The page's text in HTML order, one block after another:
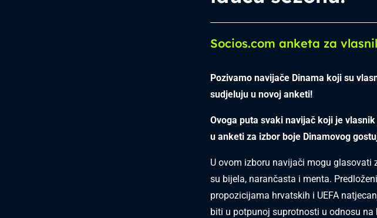
Socios.com anketa za
Pozivamo navijače Dinama koji su
sudjeluju u novoj anketi!
Ovoga puta svaki navijač koji je
u anketi za izbor boje Dinamovog
U ovom izboru navijači mogu glasovati
su bijela, narančasta i menta.
propozicijama hrvatskih i UEFA
biti u potpunoj suprotnosti u odnosu